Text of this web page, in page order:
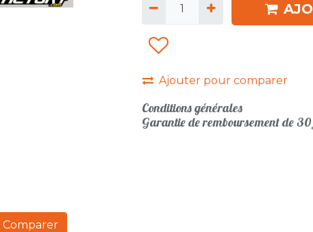
Ajouter pour comparer
Conditions générales
Garantie de remboursement de
Comparer